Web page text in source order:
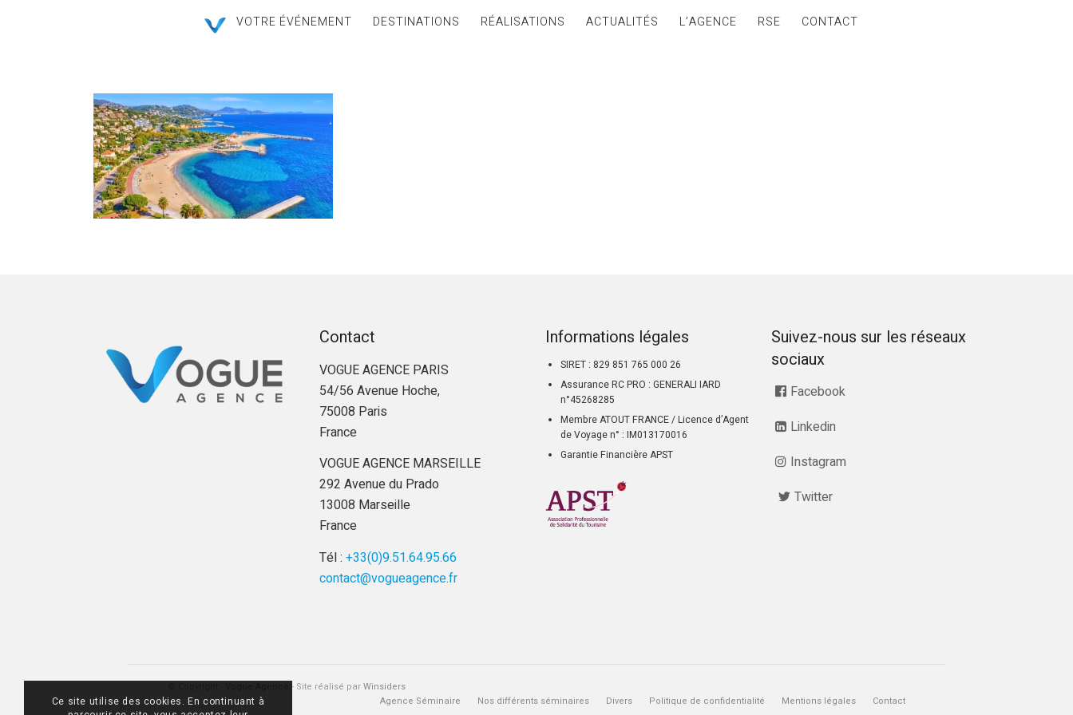
VOTRE ÉVÉNEMENT DESTINATIONS RÉALISATIONS ACTUALITÉS L’AGENCE RSE CONTACT
Contact
VOGUE AGENCE PARIS
54/56 Avenue Hoche,
75008 Paris
France
VOGUE AGENCE MARSEILLE
292 Avenue du Prado
13008 Marseille
France
Tél :+33(0)9.51.64.95.66
contact@vogueagence.fr
Informations légales
SIRET : 829 851 765 000 26
Assurance RC PRO : GENERALI IARD
n°45268285
Membre ATOUT FRANCE / Licence d’Agent
de Voyage n° : IM013170016
Garantie Financière APST
Suivez-nous sur les réseaux
sociaux
Facebook
Linkedin
Instagram
Twitter
- Site réalisé parWinsiders
Agence Séminaire
Nos différents séminaires Divers Politique de confidentialité Mentions légales Contact
Ce site utilise des cookies. En continuant à